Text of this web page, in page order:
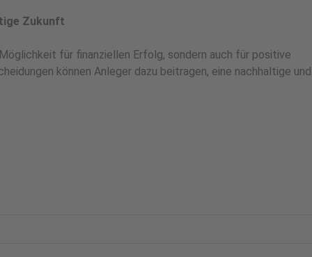
Zukunft
für finanziellen Erfolg, sondern auch für positive
können Anleger dazu beitragen, eine nachhaltige und